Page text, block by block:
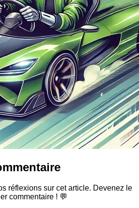
réflexions sur cet article. Devenez le
commentaire ! 💬